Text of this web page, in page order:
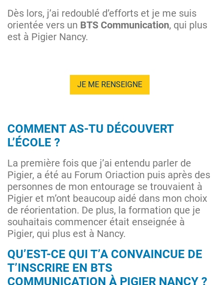
Dès lors, j’ai redoublé d’efforts et je me suis
orientée vers un BTS Communication, qui plus
est à Pigier Nancy.
JE ME RENSEIGNE
COMMENT AS-TU DÉCOUVERT
L’ÉCOLE ?
La première fois que j’ai entendu parler de
Pigier, a été au Forum Oriaction puis après des
personnes de mon entourage se trouvaient à
Pigier et m’ont beaucoup aidé dans mon choix
de réorientation. De plus, la formation que je
souhaitais commencer était enseignée à
Pigier, qui plus est à Nancy.
QU’EST-CE QUI T’A CONVAINCUE DE
T’INSCRIRE EN BTS
COMMUNICATION À PIGIER NANCY ?